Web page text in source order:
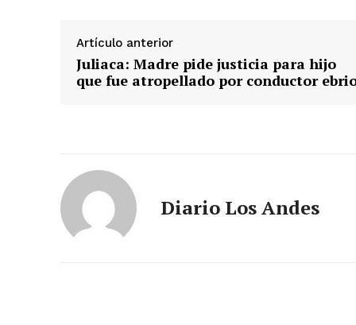
Artículo anterior
Juliaca: Madre pide justicia para hijo
que fue atropellado por conductor
Diario Los Andes